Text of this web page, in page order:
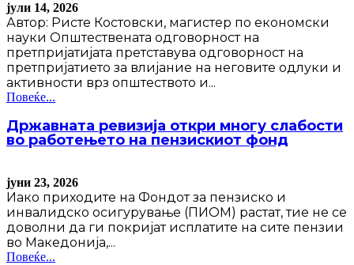
јули 14, 2026
Автор: Ристе Костовски, магистер по економски
науки Општествената одговорност на
претпријатијата претставува одговорност на
претпријатието за влијание на неговите одлуки и
активности врз општеството и...
Повеќе...
Државната ревизија откри многу слабости
во работењето на пензискиот фонд
јуни 23, 2026
Иако приходите на Фондот за пензиско и
инвалидско осигурување (ПИОМ) растат, тие не се
доволни да ги покријат исплатите на сите пензии
во Македонија,...
Повеќе...